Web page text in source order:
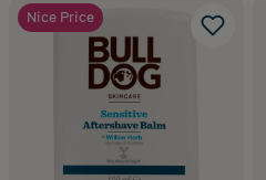
Nice Price